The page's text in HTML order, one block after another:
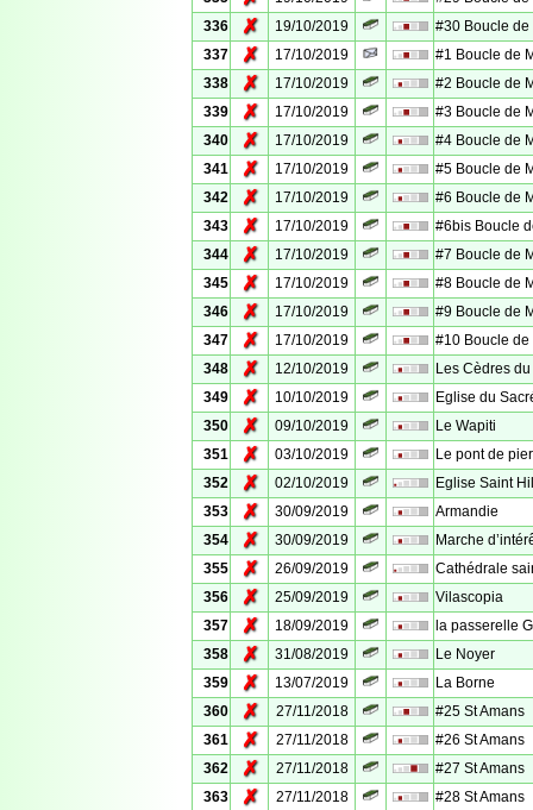
336
✗ 19/10/2019
#30 Boucle de
337
✗ 17/10/2019
#1 Boucle de
338
✗ 17/10/2019
#2 Boucle de
339
✗ 17/10/2019
#3 Boucle de
340
✗ 17/10/2019
#4 Boucle de
341
✗ 17/10/2019
#5 Boucle de
342
✗ 17/10/2019
#6 Boucle de
343
✗ 17/10/2019
#6bis Boucle
344
✗ 17/10/2019
#7 Boucle de
345
✗ 17/10/2019
#8 Boucle de
346
✗ 17/10/2019
#9 Boucle de
347
✗ 17/10/2019
#10 Boucle de
348
✗ 12/10/2019
Les Cèdres
349
✗ 10/10/2019
Eglise du
350
✗ 09/10/2019
Le Wapiti
351
✗ 03/10/2019
Le pont de
352
✗ 02/10/2019
Eglise Saint
353
✗ 30/09/2019
Armandie
354
✗ 30/09/2019
Marche
355
✗ 26/09/2019
Cathédrale
356
✗ 25/09/2019
Vilascopia
357
✗ 18/09/2019
la passerelle
358
✗ 31/08/2019
Le Noyer
359
✗ 13/07/2019
La Borne
360
✗ 27/11/2018
#25 St Amans
361
✗ 27/11/2018
#26 St Amans
362
✗ 27/11/2018
#27 St Amans
363
✗ 27/11/2018
#28 St Amans